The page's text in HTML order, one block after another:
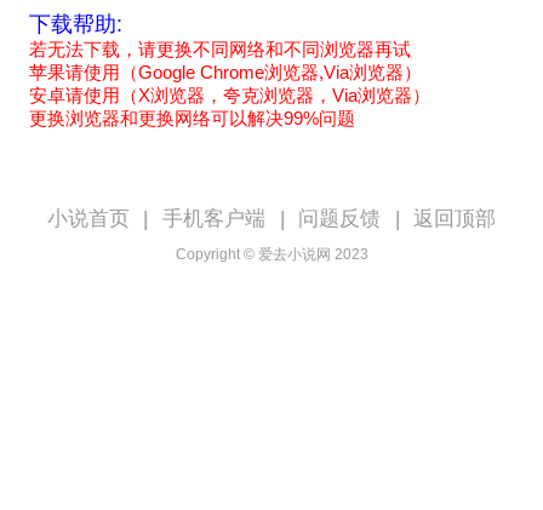
下载帮助:
若无法下载，请更换不同网络和不同浏览器再试
苹果请使用（Google Chrome浏览器,Via浏览器）
安卓请使用（X浏览器，夸克浏览器，Via浏览器）
更换浏览器和更换网络可以解决99%问题
小说首页 | 手机客户端 | 问题反馈 | 返回顶部
Copyright © 爱去小说网 2023